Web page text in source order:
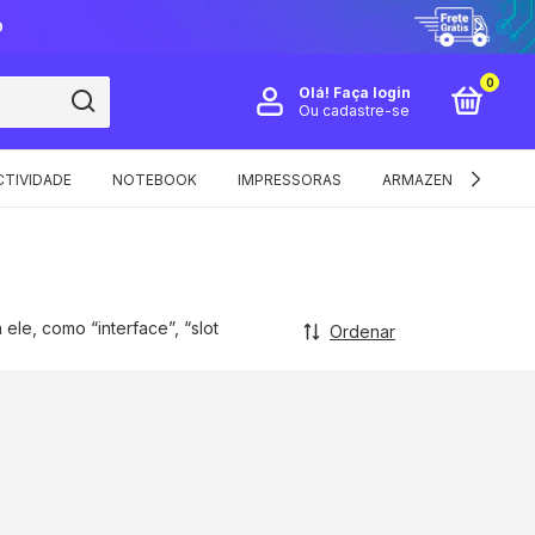
Olá! Faça login
Ou cadastre-se
0
NOTEBOOK IMPRESSORAS ARMAZENAMENTO E
como “interface”, “slot Ordenar